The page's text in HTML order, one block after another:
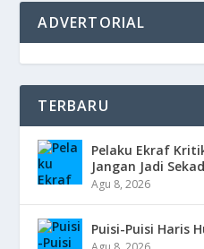
ADVERTORIAL
TERBARU
Pelaku Ekraf
Jangan Jadi
Agu 8, 2026
Puisi-Puisi Haris